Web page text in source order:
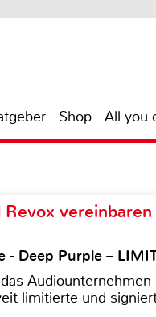
Shop All you
vereinbaren
Deep Purple –
limitierte und